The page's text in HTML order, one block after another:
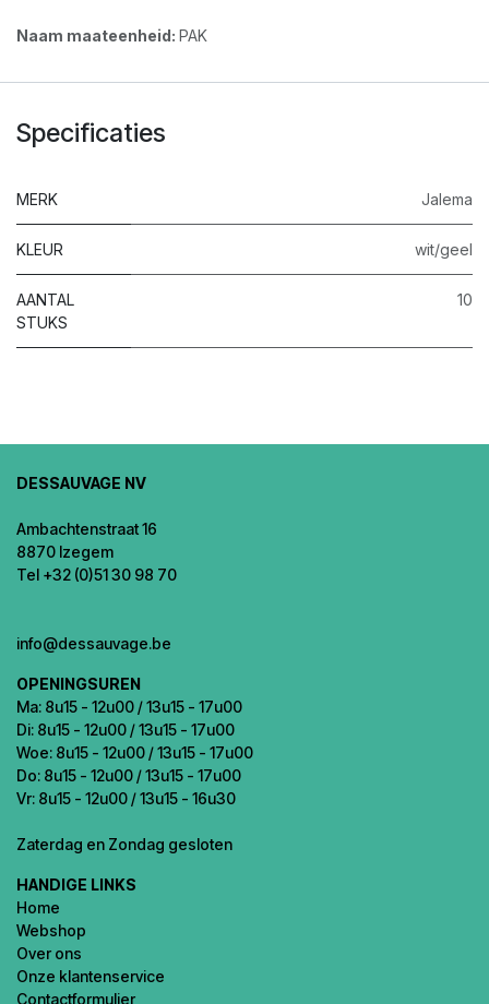
Naam maateenheid: PAK
Specificaties
MERK Jalema
KLEUR wit/geel
AANTAL
STUKS
10
DESSAUVAGE NV
Ambachtenstraat 16
8870 Izegem
Tel +32 (0)51 30 98 70
info@dessauvage.be
OPENINGSUREN
Ma: 8u15 - 12u00 / 13u15 - 17u00
Di: 8u15 - 12u00 / 13u15 - 17u00
Woe: 8u15 - 12u00 / 13u15 - 17u00
Do: 8u15 - 12u00 / 13u15 - 17u00
Vr: 8u15 - 12u00 / 13u15 - 16u30
Zaterdag en Zondag gesloten
HANDIGE LINKS
Home
Webshop
Over ons
Onze klantenservice
Contactformulier